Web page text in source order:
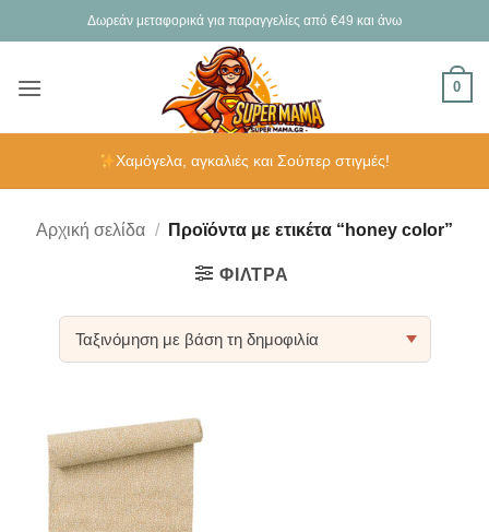
στο
Δωρεάν μεταφορικά για παραγγελίες από €49 και άνω
0
Χαμόγελα, αγκαλιές και Σούπερ στιγμές!
Αρχική σελίδα / Προϊόντα με ετικέτα “honey color”
ΦΊΛΤΡΑ